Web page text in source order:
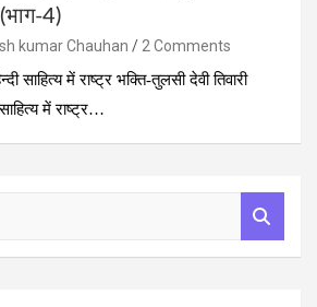
4)
kumar Chauhan
2 Comments
में राष्ट्र भक्ति-तुलसी देवी तिवारी
में राष्ट्र…